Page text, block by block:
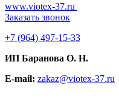
www.viotex-37.ru
Заказать звонок
+7 (964) 497-15-33
ИП Баранова О. Н.
E-mail: zakaz@viotex-37.ru